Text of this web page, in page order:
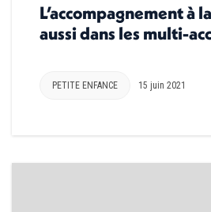
L’accompagnement à
aussi dans les multi-
PETITE ENFANCE 15 juin 2021